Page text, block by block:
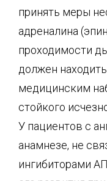
принять меры
адреналина
проходимости
должен
медицинским
стойкого
У пациентов с
анамнезе, не
ингибиторами